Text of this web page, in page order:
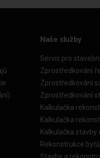
Naše služby
Servis pro
Zprostředkování
Zprostředkování
Zprostředkování
Kalkulačka
Kalkulačka
Kalkulačka stavby
Rekonstrukce bytů